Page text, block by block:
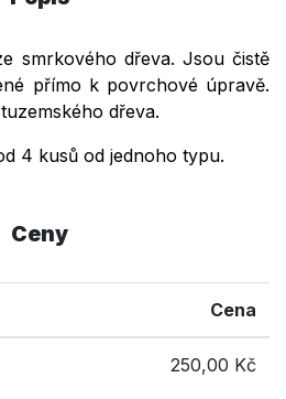
smrkového dřeva. Jsou čistě
přímo k povrchové úpravě.
dřeva.
4 kusů od jednoho typu.
Ceny
Cena
250,00 Kč